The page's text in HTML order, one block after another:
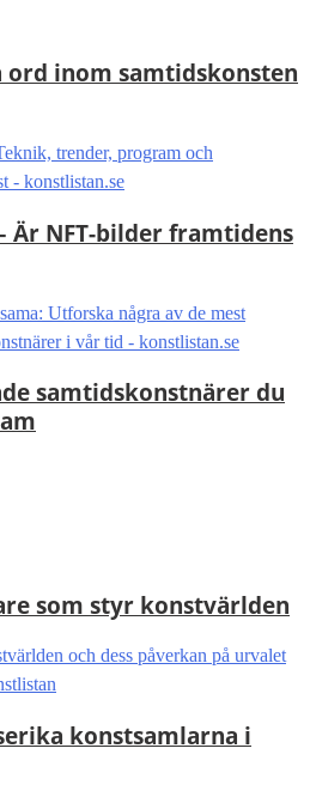
ord inom samtidskonsten
Är NFT-bilder framtidens
samtidskonstnärer du
som styr konstvärlden
konstsamlarna i